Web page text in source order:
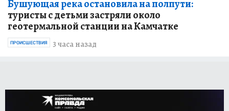
Бушующая река остановила на полпути:
туристы с детьми застряли около
геотермальной станции на Камчатке
3 часа назад
ПРОИСШЕСТВИЯ